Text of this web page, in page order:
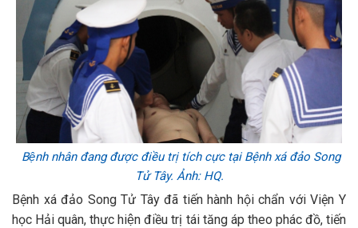
Bệnh nhân đang được điều trị tích cực tại Bệnh xá đảo Song
Tử Tây. Ảnh: HQ.
Bệnh xá đảo Song Tử Tây đã tiến hành hội chẩn với Viện Y
học Hải quân, thực hiện điều trị tái tăng áp theo phác đồ, tiến